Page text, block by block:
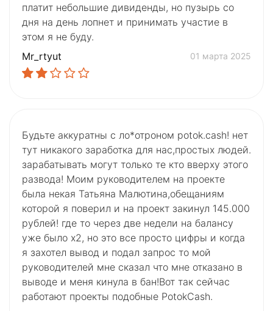
платит небольшие дивиденды, но пузырь со
дня на день лопнет и принимать участие в
этом я не буду.
Mr_rtyut
01 марта 2025
Будьте аккуратны с ло*отроном potok.cash! нет
тут никакого заработка для нас,простых людей.
зарабатывать могут только те кто вверху этого
развода! Моим руководителем на проекте
была некая Татьяна Малютина,обещаниям
которой я поверил и на проект закинул 145.000
рублей! где то через две недели на балансу
уже было х2, но это все просто цифры и когда
я захотел вывод и подал запрос то мой
руководителей мне сказал что мне отказано в
выводе и меня кинула в бан!Вот так сейчас
работают проекты подобные PotokCash.